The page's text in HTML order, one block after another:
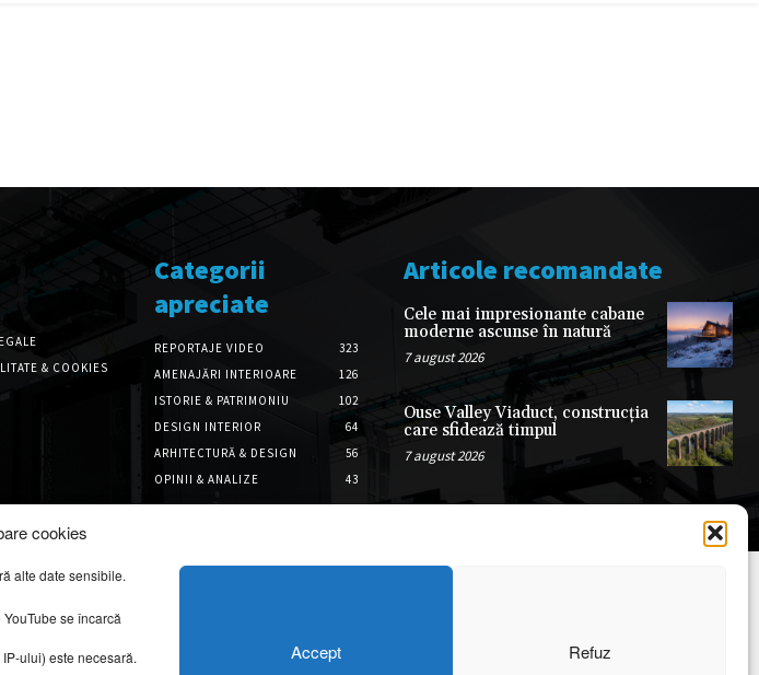
cookies
alte date sensibile.
se încarcă
ului) este necesară.
Accept Refuz
& COOKIES
Categorii
apreciate
REPORTAJE VIDEO
323
AMENAJĂRI INTERIOARE
126
ISTORIE & PATRIMONIU
102
DESIGN INTERIOR
64
ARHITECTURĂ & DESIGN
56
OPINII & ANALIZE
43
Articole recomandate
Cele mai impresionante cabane
moderne ascunse în natură
7 august 2026
Ouse Valley Viaduct, construcția
care sfidează timpul
7 august 2026